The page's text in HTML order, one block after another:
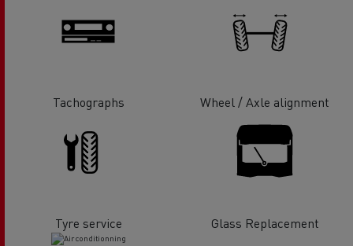
Tachographs Wheel / Axle alignment
Tyre service Glass Replacement